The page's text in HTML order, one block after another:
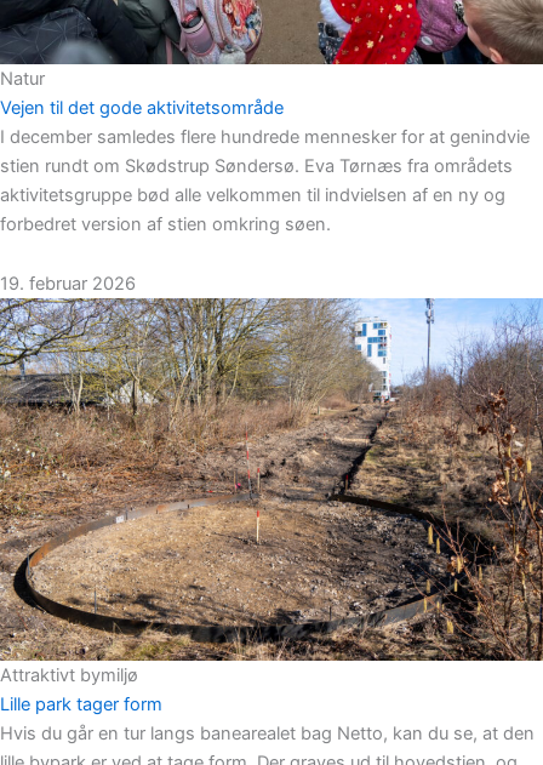
Natur
Vejen til det gode aktivitetsområde
I december samledes flere hundrede mennesker for at genindvie
stien rundt om Skødstrup Søndersø. Eva Tørnæs fra områdets
aktivitetsgruppe bød alle velkommen til indvielsen af en ny og
forbedret version af stien omkring søen.
19. februar 2026
Attraktivt bymiljø
Lille park tager form
Hvis du går en tur langs banearealet bag Netto, kan du se, at den